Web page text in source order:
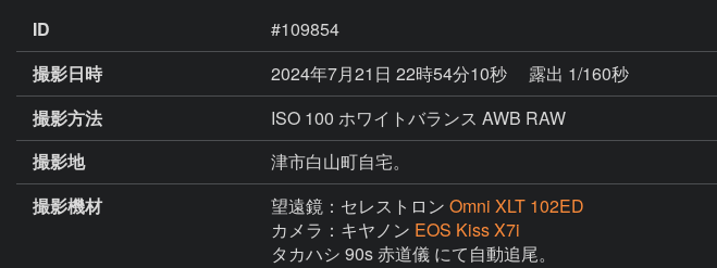
ID
#109854
撮影日時
2024年7月21日 22時54分10秒
露出 1/160秒
撮影方法
ISO 100 ホワイトバランス AWB RAW
撮影地
津市白山町自宅。
撮影機材
望遠鏡：セレストロン Omni XLT 102ED
カメラ：キヤノン EOS Kiss X7i
タカハシ 90s 赤道儀 にて自動追尾。